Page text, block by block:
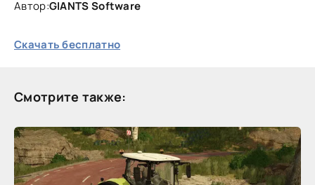
Автор:GIANTS Software
Скачать бесплатно
Смотрите также: